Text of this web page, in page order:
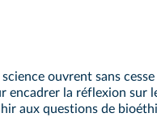
ouvrent sans
encadrer la réflexion
aux questions de